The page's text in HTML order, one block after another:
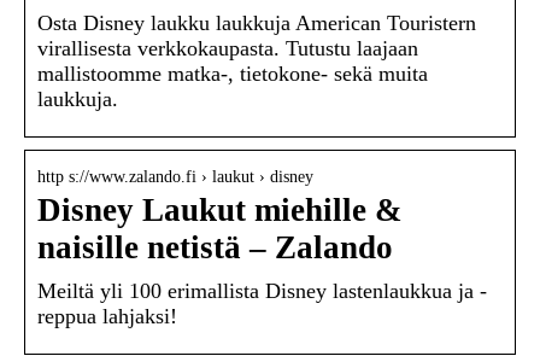
Osta Disney laukku laukkuja American Touristern
virallisesta verkkokaupasta. Tutustu laajaan
mallistoomme matka-, tietokone- sekä muita
laukkuja.
http s://www.zalando.fi › laukut › disney
Disney Laukut miehille &
naisille netistä – Zalando
Meiltä yli 100 erimallista Disney lastenlaukkua ja -
reppua lahjaksi!